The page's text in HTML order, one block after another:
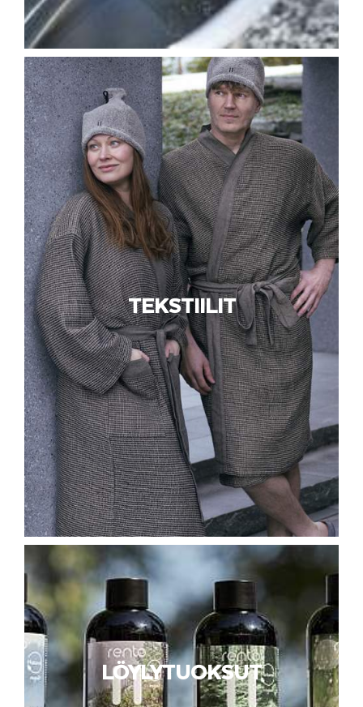
TEKSTIILIT
LÖYLYTUOKSUT